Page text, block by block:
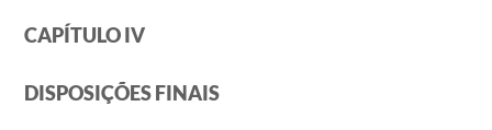
CAPÍTULO IV
DISPOSIÇÕES FINAIS